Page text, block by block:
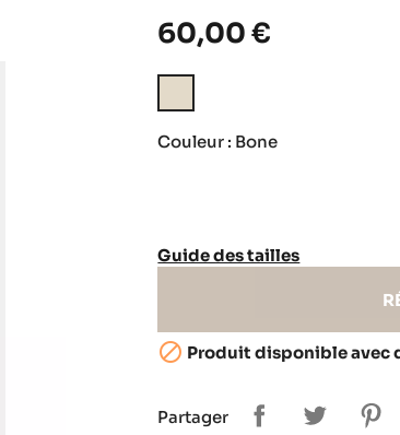
60,00 €
Couleur : Bone
Guide des tailles
 Produit disponible avec
Partager